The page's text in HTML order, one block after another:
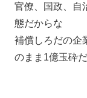
官僚、国政、自
態だからな
補償しろだの企
のまま1億玉砕だ